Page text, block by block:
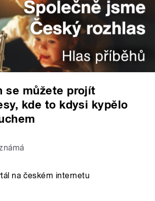
se můžete projít
kde to kdysi kypělo
na českém internetu